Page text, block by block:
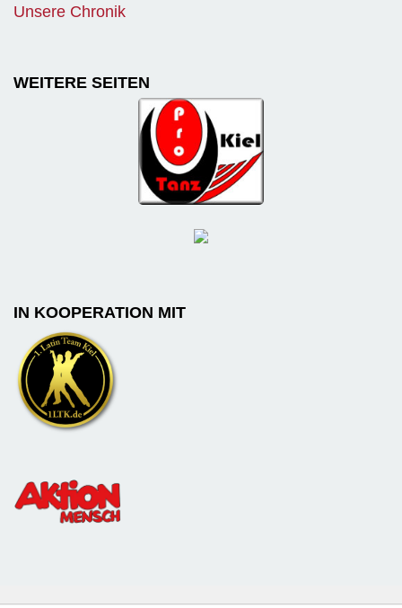
Unsere Chronik
WEITERE SEITEN
IN KOOPERATION MIT